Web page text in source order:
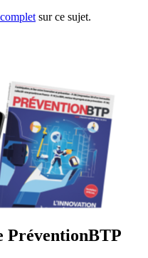
sur ce sujet.
PréventionBTP